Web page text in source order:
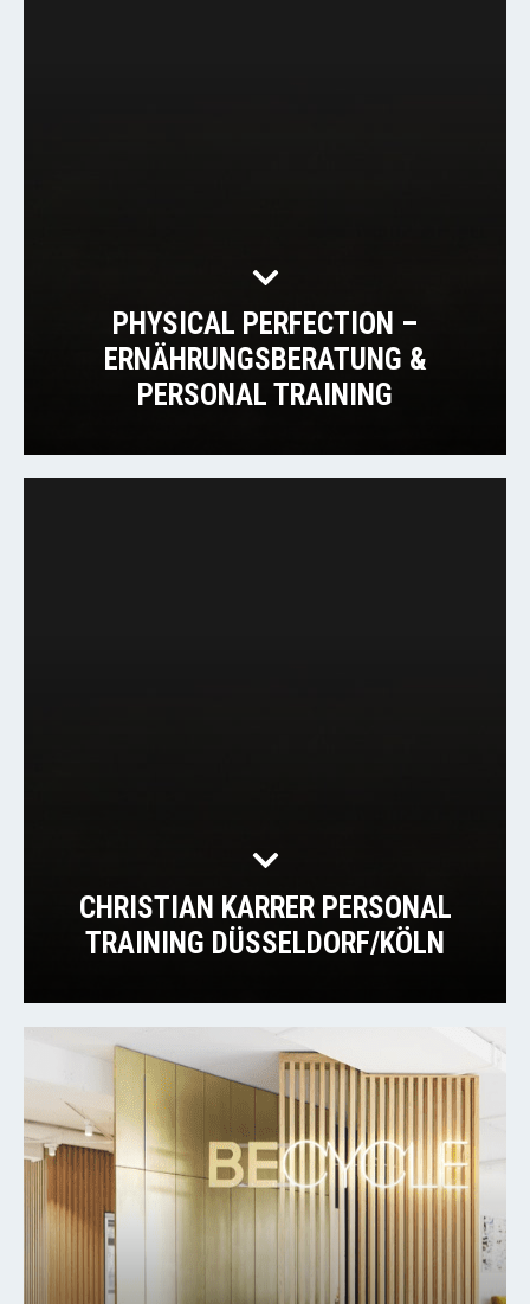
PHYSICAL PERFECTION –
ERNÄHRUNGSBERATUNG &
PERSONAL TRAINING
CHRISTIAN KARRER PERSONAL
TRAINING DÜSSELDORF/KÖLN